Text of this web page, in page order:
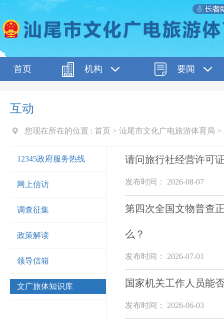
首页 机构 要闻
互动
您现在所在的位置 : 首页 > 汕尾市文化广电旅游体育局 >
12345政府服务热线
网上信访
调查征集
政策解读
领导信箱
文广旅体知识库
请问旅行社经营许可
发布时间： 2026-08-07
第四次全国文物普查
么？
发布时间： 2026-07-01
国家机关工作人员能
发布时间： 2026-06-03